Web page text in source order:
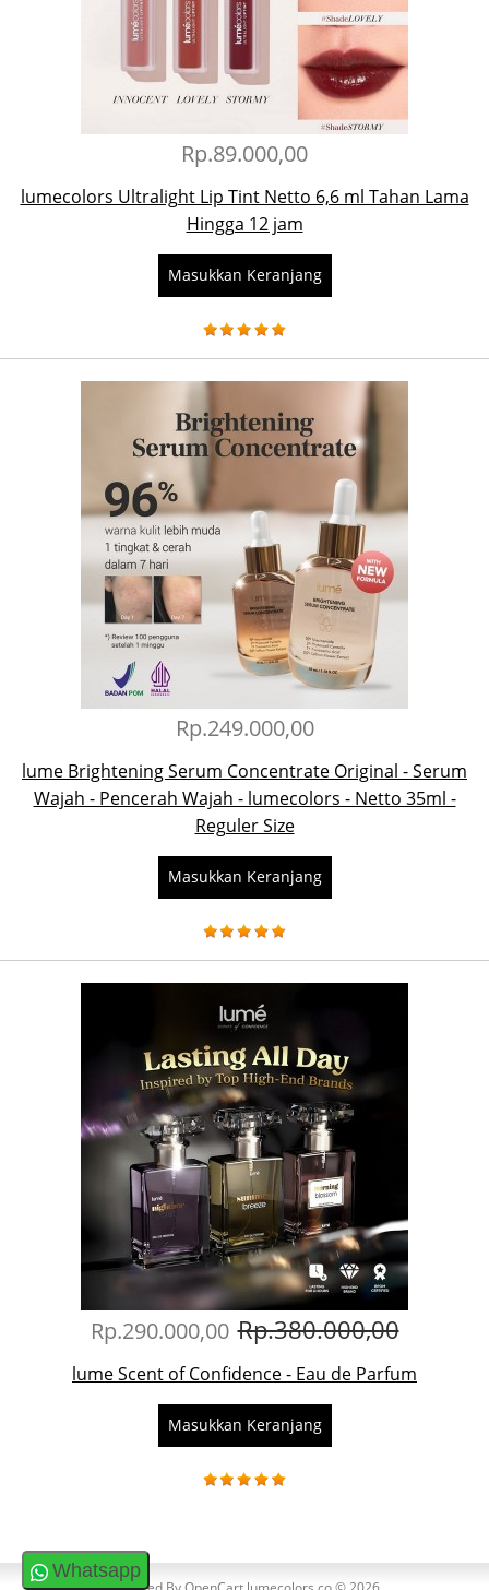
Whatsapp
Rp.89.000,00
lumecolors Ultralight Lip Tint Netto 6,6 ml Tahan Lama
Hingga 12 jam
Masukkan Keranjang
Rp.249.000,00
lume Brightening Serum Concentrate Original - Serum
Wajah - Pencerah Wajah - lumecolors - Netto 35ml -
Reguler Size
Masukkan Keranjang
Rp.290.000,00 Rp.380.000,00
lume Scent of Confidence - Eau de Parfum
Masukkan Keranjang